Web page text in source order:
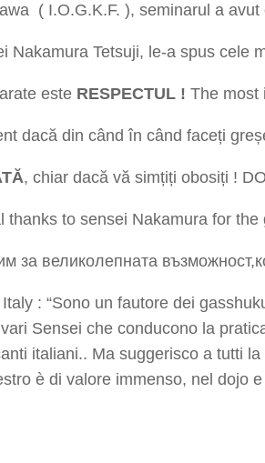
( I.O.G.K.F. ), seminarul a
Nakamura Tetsuji, le-a spus cele
este RESPECTUL ! The most
dacă din când în când faceți
, chiar dacă vă simțiți obosiți !
thanks to sensei Nakamura for
за великолепната
: “Sono un fautore dei
Sensei che conducono la
italiani.. Ma suggerisco a tutti
è di valore immenso, nel dojo